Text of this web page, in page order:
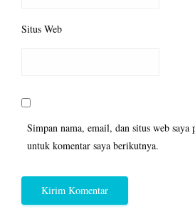
Situs Web
Simpan nama, email, dan situs web saya
untuk komentar saya berikutnya.